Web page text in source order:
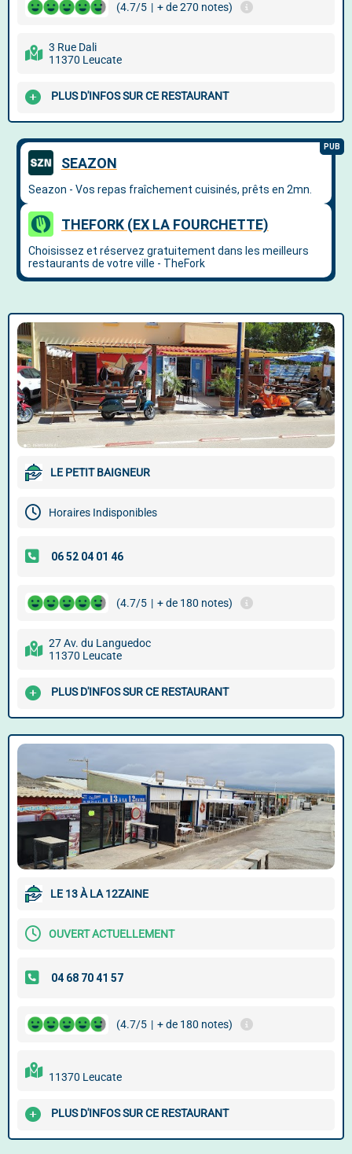
(4.7/5 | + de 270 notes)
3 Rue Dali
11370 Leucate
PLUS D'INFOS SUR CE RESTAURANT
LE PETIT BAIGNEUR
Horaires Indisponibles
(4.7/5 | + de 180 notes)
27 Av. du Languedoc
11370 Leucate
PLUS D'INFOS SUR CE RESTAURANT
LE 13 À LA 12ZAINE
OUVERT ACTUELLEMENT
(4.7/5 | + de 180 notes)
11370 Leucate
PLUS D'INFOS SUR CE RESTAURANT